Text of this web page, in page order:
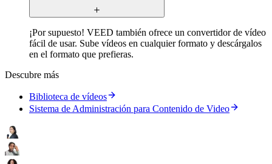
¡Por supuesto! VEED también ofrece un convertidor de vídeo
fácil de usar. Sube vídeos en cualquier formato y descárgalos
en el formato que prefieras.
Descubre más
Biblioteca de vídeos
Sistema de Administración para Contenido de Video